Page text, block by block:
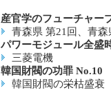
産官学のフューチャー
青森県 第21回、青森
パワーモジュール全盛
三菱電機
韓国財閥の功罪 No.10
韓国財閥の栄枯盛衰